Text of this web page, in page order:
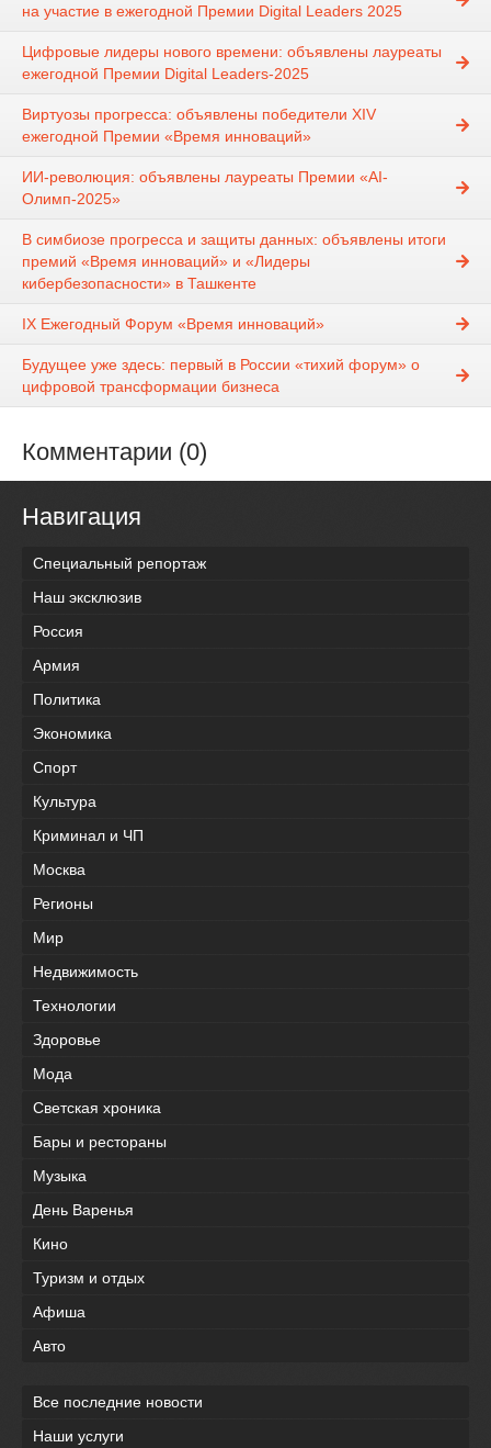
на участие в ежегодной Премии Digital Leaders 2025
Цифровые лидеры нового времени: объявлены лауреаты
ежегодной Премии Digital Leaders-2025
Виртуозы прогресса: объявлены победители XIV
ежегодной Премии «Время инноваций»
ИИ-революция: объявлены лауреаты Премии «AI-
Олимп-2025»
В симбиозе прогресса и защиты данных: объявлены итоги
премий «Время инноваций» и «Лидеры
кибербезопасности» в Ташкенте
IX Ежегодный Форум «Время инноваций»
Будущее уже здесь: первый в России «тихий форум» о
цифровой трансформации бизнеса
Комментарии (0)
Навигация
Специальный репортаж
Наш эксклюзив
Россия
Армия
Политика
Экономика
Спорт
Культура
Криминал и ЧП
Москва
Регионы
Мир
Недвижимость
Технологии
Здоровье
Мода
Светская хроника
Бары и рестораны
Музыка
День Варенья
Кино
Туризм и отдых
Афиша
Авто
Все последние новости
Наши услуги